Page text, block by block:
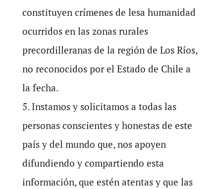
constituyen crímenes de lesa humanidad
ocurridos en las zonas rurales
precordilleranas de la región de Los Ríos,
no reconocidos por el Estado de Chile a
la fecha.
5. Instamos y solicitamos a todas las
personas conscientes y honestas de este
país y del mundo que, nos apoyen
difundiendo y compartiendo esta
información, que estén atentas y que las